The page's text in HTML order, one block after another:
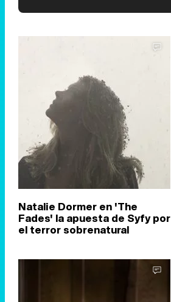
Natalie Dormer en 'The
Fades' la apuesta de Syfy por
el terror sobrenatural